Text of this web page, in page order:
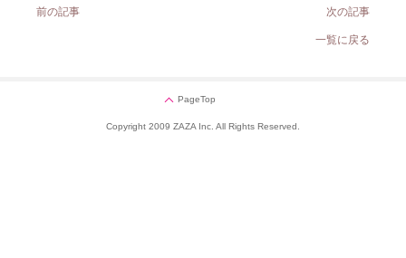
前の記事
次の記事
一覧に戻る
PageTop
Copyright 2009 ZAZA Inc. All Rights Reserved.